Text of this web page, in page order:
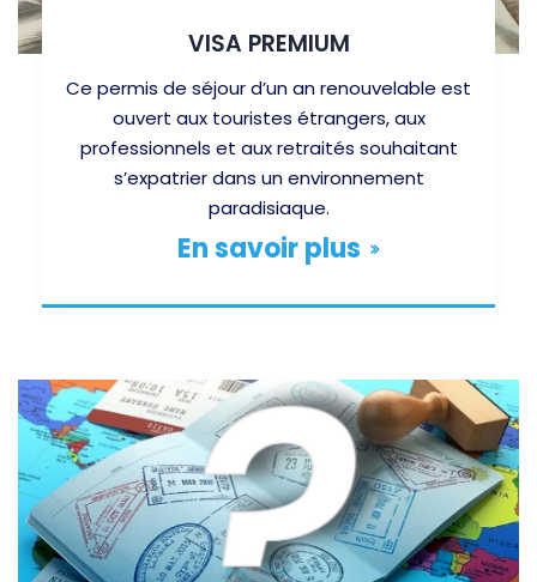
VISA PREMIUM
Ce permis de séjour d’un an renouvelable est
ouvert aux touristes étrangers, aux
professionnels et aux retraités souhaitant
s’expatrier dans un environnement
paradisiaque.
En savoir plus